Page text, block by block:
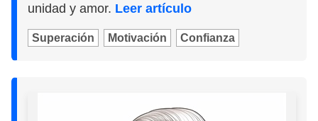
unidad y amor. Leer artículo
Superación Motivación Confianza